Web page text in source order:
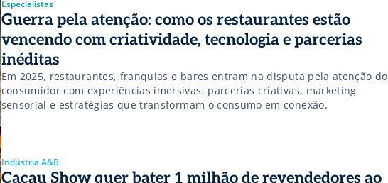
Especialistas
Guerra pela atenção: como os restaurantes estão
vencendo com criatividade, tecnologia e parcerias
inéditas
Em 2025, restaurantes, franquias e bares entram na disputa pela atenção do
consumidor com experiências imersivas, parcerias criativas, marketing
sensorial e estratégias que transformam o consumo em conexão.
Indústria A&B
Cacau Show quer bater 1 milhão de revendedores ao